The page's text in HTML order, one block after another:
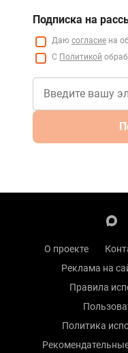
Подписка на
Даю согласие на
С Политикой
О проекте
Реклама на
Правила
Политика